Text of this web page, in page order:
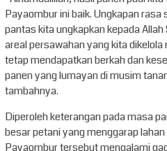
Payaombur ini baik. Ungkapan
pantas kita ungkapkan kepada
areal persawahan yang kita
tetap mendapatkan berkah dan
panen yang lumayan di musim
tambahnya.
Diperoleh keterangan pada masa
besar petani yang menggarap
Payaombur tersebut mengalami